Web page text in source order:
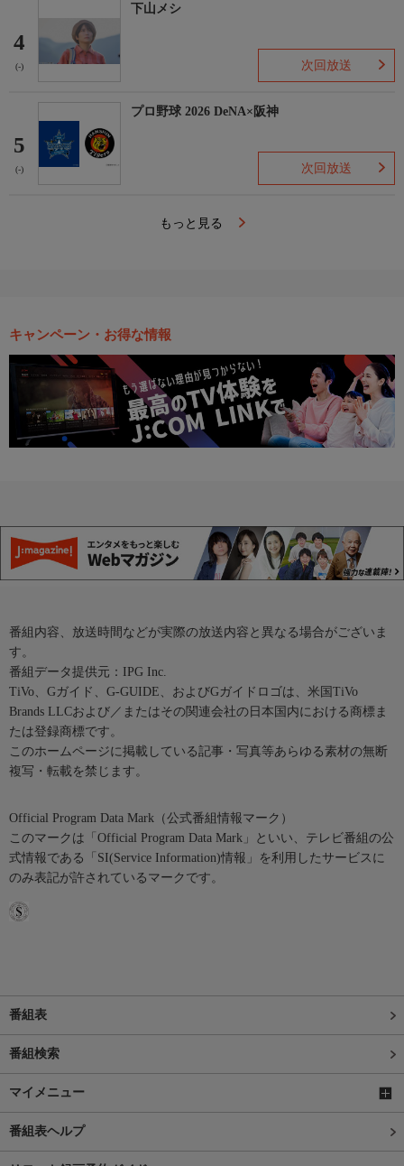
4
(-)
下山メシ
次回放送
5
(-)
プロ野球 2026 DeNA×阪神
次回放送
もっと見る
キャンペーン・お得な情報
番組内容、放送時間などが実際の放送内容と異なる場合がございま
す。
番組データ提供元：IPG Inc.
TiVo、Gガイド、G-GUIDE、およびGガイドロゴは、米国TiVo
Brands LLCおよび／またはその関連会社の日本国内における商標ま
たは登録商標です。
このホームページに掲載している記事・写真等あらゆる素材の無断
複写・転載を禁じます。
Official Program Data Mark（公式番組情報マーク）
このマークは「Official Program Data Mark」といい、テレビ番組の公
式情報である「SI(Service Information)情報」を利用したサービスに
のみ表記が許されているマークです。
番組表
番組検索
マイメニュー
番組表ヘルプ